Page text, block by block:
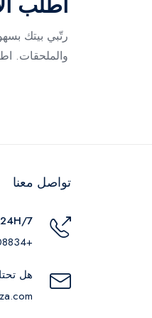
رتّبي بيتك
والملحقات.
تواصل معنا
24H/7
+201050408834
هل